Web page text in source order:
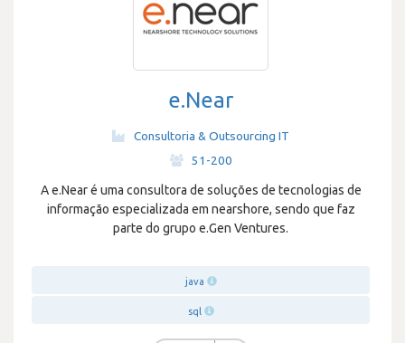
e.Near
Consultoria & Outsourcing IT
51-200
A e.Near é uma consultora de soluções de tecnologias de
informação especializada em nearshore, sendo que faz
parte do grupo e.Gen Ventures.
java
sql